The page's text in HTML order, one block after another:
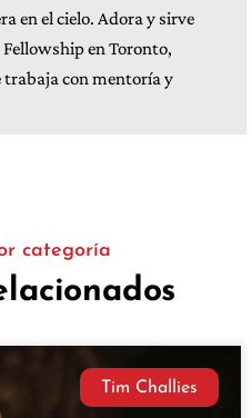
en el cielo. Adora y sirve
en Toronto,
con mentoría y
categoría
Tim Challies